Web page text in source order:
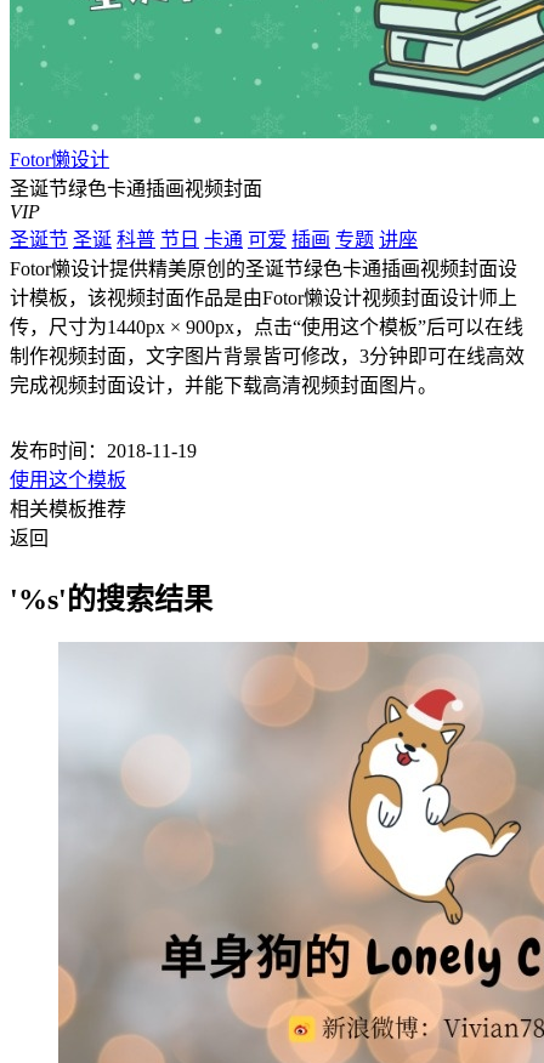
Fotor懒设计
圣诞节绿色卡通插画视频封面
VIP
圣诞节 圣诞 科普 节日 卡通 可爱 插画 专题 讲座
Fotor懒设计提供精美原创的圣诞节绿色卡通插画视频封面设
计模板，该视频封面作品是由Fotor懒设计视频封面设计师上
传，尺寸为1440px × 900px，点击“使用这个模板”后可以在线
制作视频封面，文字图片背景皆可修改，3分钟即可在线高效
完成视频封面设计，并能下载高清视频封面图片。
发布时间：2018-11-19
使用这个模板
相关模板推荐
返回
'%s'的搜索结果